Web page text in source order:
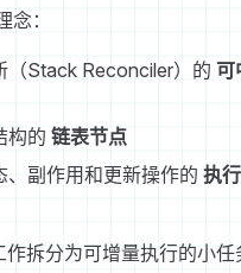
：
（Stack Reconciler）的 可
构的 链表节点
、副作用和更新操作的 执
拆分为可增量执行的小任